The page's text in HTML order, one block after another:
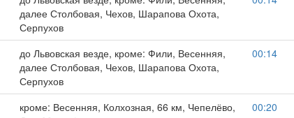
далее Столбовая, Чехов, Шарапова Охота,
Серпухов
до Львовская везде, кроме: Фили, Весенняя,
далее Столбовая, Чехов, Шарапова Охота,
Серпухов
00:14
кроме: Весенняя, Колхозная, 66 км, Чепелёво,
00:20